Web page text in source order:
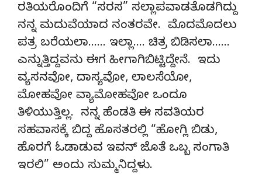
ರತಿಯರೊಂದಿಗೆ “ಸರಸ” ಸಲ್ಲಾಪವಾಡತೊಡಗಿದ್ದು
ನನ್ನ ಮದುವೆಯಾದ ನಂತರವೇ. ಮೊದಮೊದಲು
ಪತ್ರ ಬರೆಯಲಾ…… ಇಲ್ಲಾ…. ಚಿತ್ರ ಬಿಡಿಸಲಾ……
ಎನ್ನುತ್ತಿದ್ದವನು ಈಗ ಹೀಗಾಗಿಬಿಟ್ಟಿದ್ದೇನೆ. ಇದು
ವ್ಯಸನವೋ, ದಾಸ್ಯವೋ, ಲಾಲಸೆಯೋ,
ಮೋಹವೋ ವ್ಯಾಮೋಹವೋ ಒಂದೂ
ತಿಳಿಯುತ್ತಿಲ್ಲ. ನನ್ನ ಹೆಂಡತಿ ಈ ಸವತಿಯರ
ಸಹವಾಸಕ್ಕೆ ಬಿದ್ದ ಹೊಸತರಲ್ಲಿ “ಹೋಗ್ಲಿ ಬಿಡು,
ಹೊರಗೆ ಓಡಾಡುವ ಇವನ್ ಜೊತೆ ಒಬ್ಬ ಸಂಗಾತಿ
ಇರಲಿ” ಅಂದು ಸುಮ್ಮನಿದ್ದಳು.